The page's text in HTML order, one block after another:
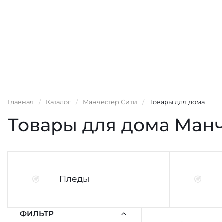
Главная / Каталог / Манчестер Сити / Товары для дома
Товары для дома
Пледы
ФИЛЬТР